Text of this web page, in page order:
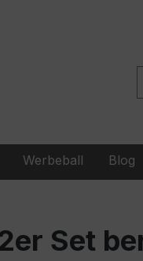
Werbeball Blog
Set